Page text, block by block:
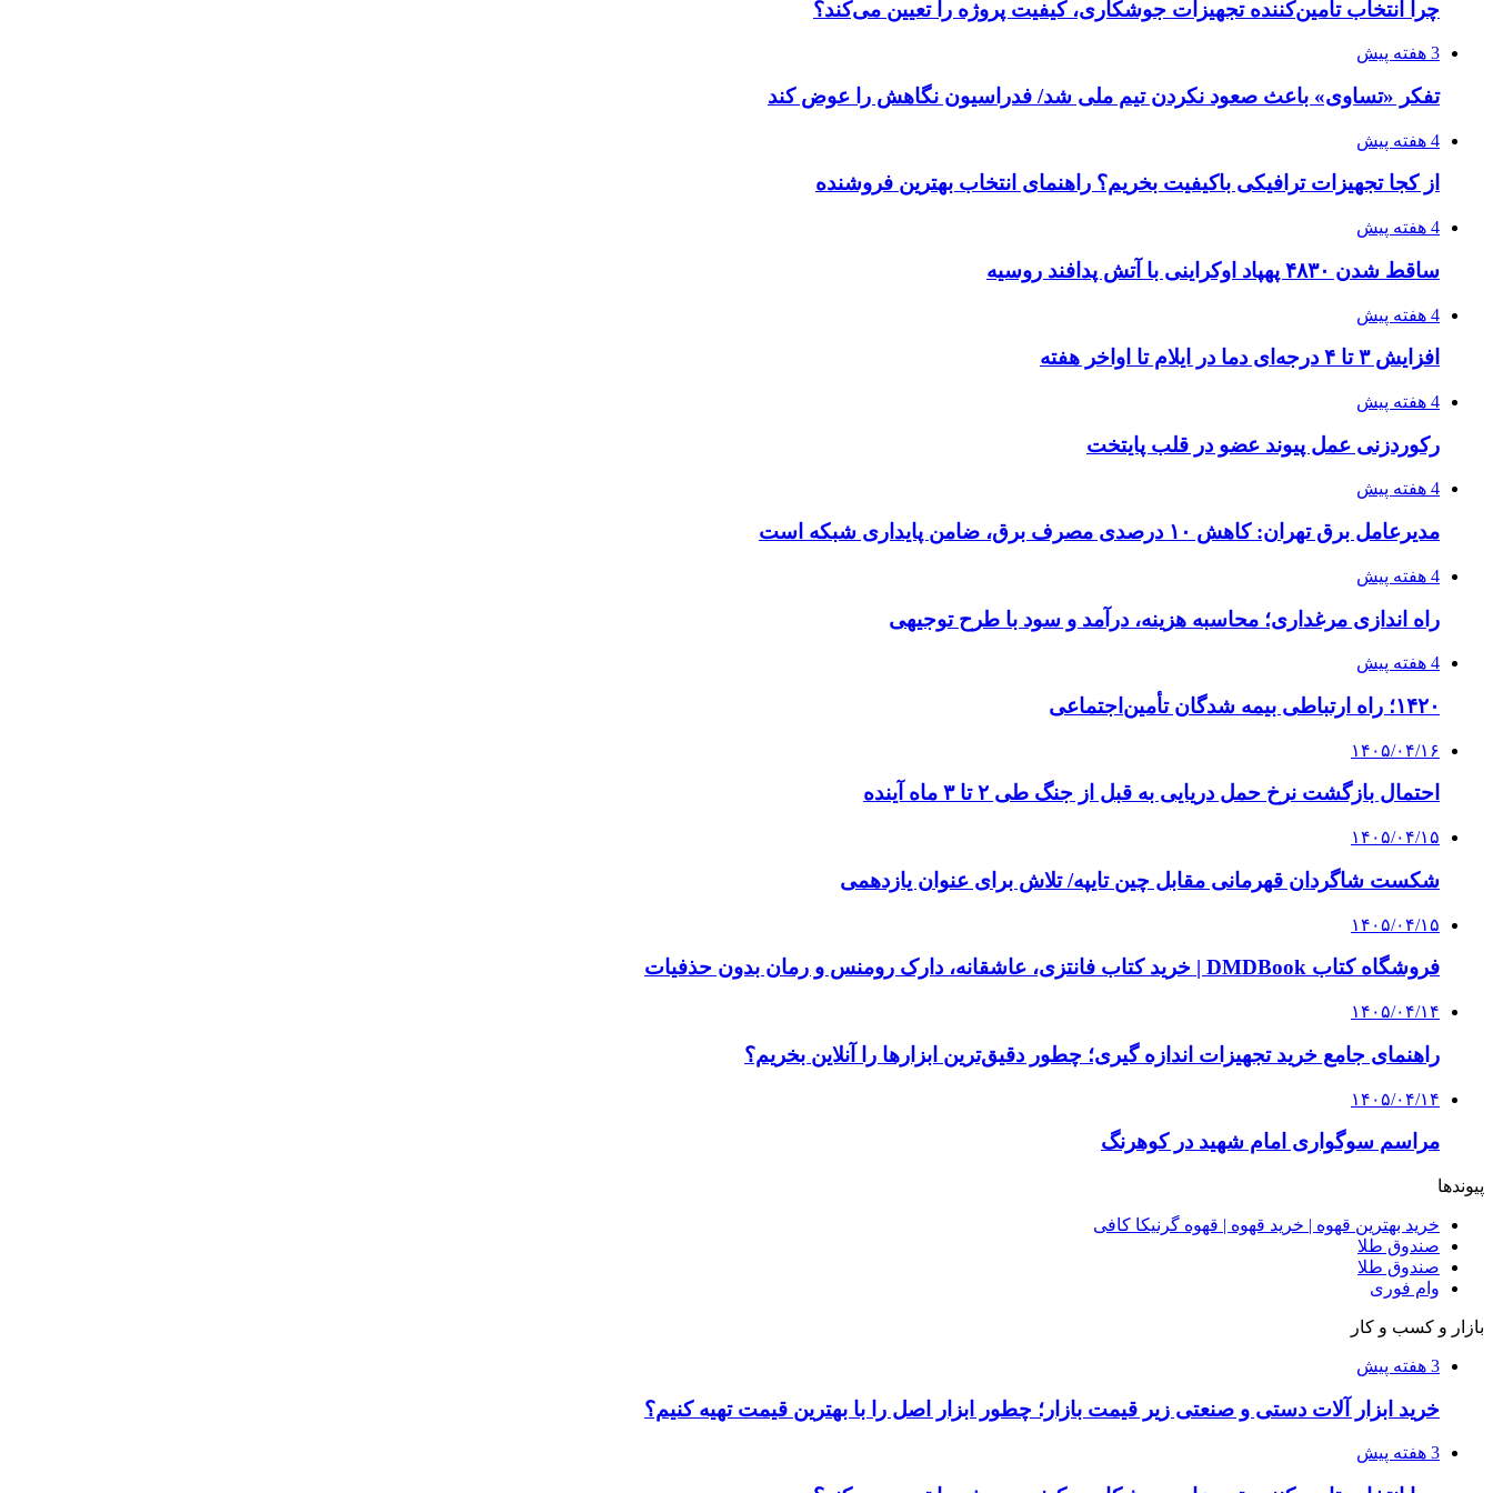
چرا انتخاب تامین‌کننده تجهیزات جوشکاری، کیفیت پروژه را تعیین می‌کند؟
3 هفته پیش
تفکر «تساوی» باعث صعود نکردن تیم ملی شد/ فدراسیون نگاهش را عوض کند
4 هفته پیش
از کجا تجهیزات ترافیکی باکیفیت بخریم؟ راهنمای انتخاب بهترین فروشنده
4 هفته پیش
ساقط شدن ۴۸۳۰ پهپاد اوکراینی با آتش پدافند روسیه
4 هفته پیش
افزایش ۳ تا ۴ درجه‌ای دما در ایلام تا اواخر هفته
4 هفته پیش
رکوردزنی عمل پیوند عضو در قلب پایتخت
4 هفته پیش
مدیرعامل برق تهران: کاهش ۱۰ درصدی مصرف برق، ضامن پایداری شبکه است
4 هفته پیش
راه اندازی مرغداری؛ محاسبه هزینه، درآمد و سود با طرح توجیهی
4 هفته پیش
۱۴۲۰؛ راه ارتباطی بیمه شدگان تأمین‌اجتماعی
۱۴۰۵/۰۴/۱۶
احتمال بازگشت نرخ حمل دریایی به قبل از جنگ طی ۲ تا ۳ ماه آینده
۱۴۰۵/۰۴/۱۵
شکست شاگردان قهرمانی مقابل چین تایپه/ تلاش برای عنوان یازدهمی
۱۴۰۵/۰۴/۱۵
فروشگاه کتاب DMDBook | خرید کتاب فانتزی، عاشقانه، دارک رومنس و رمان بدون حذفیات
۱۴۰۵/۰۴/۱۴
راهنمای جامع خرید تجهیزات اندازه گیری؛ چطور دقیق‌ترین ابزارها را آنلاین بخریم؟
۱۴۰۵/۰۴/۱۴
مراسم سوگواری امام شهید در کوهرنگ
پیوندها
خرید بهترین قهوه | خرید قهوه | قهوه گرنیکا کافی
صندوق طلا
صندوق طلا
وام فوری
بازار و کسب و کار
3 هفته پیش
خرید ابزار آلات دستی و صنعتی زیر قیمت بازار؛ چطور ابزار اصل را با بهترین قیمت تهیه کنیم؟
3 هفته پیش